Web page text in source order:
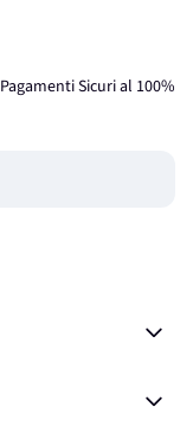
Pagamenti Sicuri al 100%